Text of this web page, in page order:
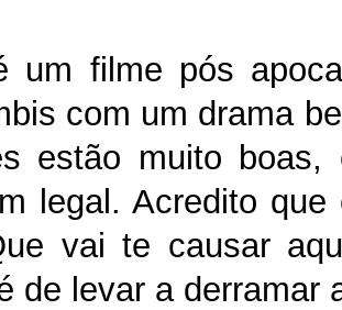
um filme pós
com um drama
estão muito
legal. Acredito
vai te causar
de levar a derramar